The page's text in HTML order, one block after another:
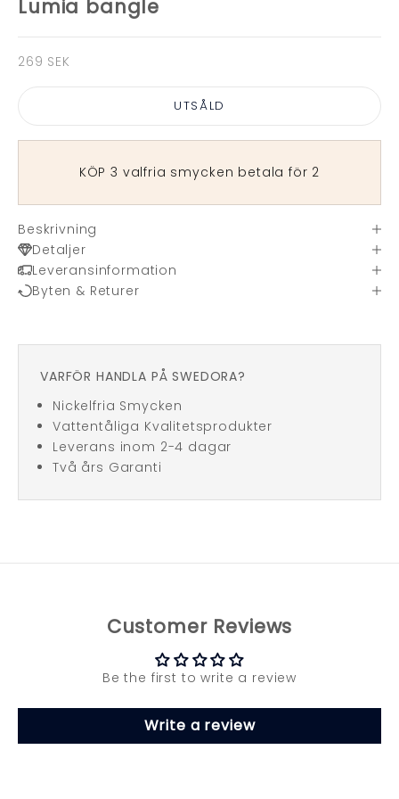
Lumia bangle
REA-pris
269 SEK
UTSÅLD
KÖP 3 valfria smycken betala för 2
Beskrivning
Detaljer
Leveransinformation
Byten & Returer
VARFÖR HANDLA PÅ SWEDORA?
Nickelfria Smycken
Vattentåliga Kvalitetsprodukter
Leverans inom 2-4 dagar
Två års Garanti
Customer Reviews
Be the first to write a review
Write a review